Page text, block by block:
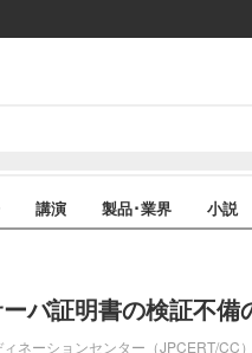
講演 製品･業界 小説
バ証明書の検証不備
ネーションセンター（JPCERT/CC